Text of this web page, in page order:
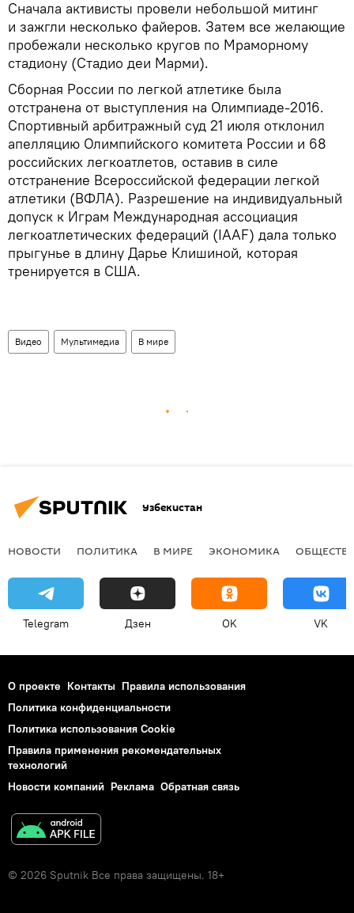
Сначала активисты провели небольшой митинг
и зажгли несколько файеров. Затем все желающие
пробежали несколько кругов по Мраморному
стадиону (Стадио деи Марми).
Сборная России по легкой атлетике была
отстранена от выступления на Олимпиаде-2016.
Спортивный арбитражный суд 21 июля отклонил
апелляцию Олимпийского комитета России и 68
российских легкоатлетов, оставив в силе
отстранение Всероссийской федерации легкой
атлетики (ВФЛА). Разрешение на индивидуальный
допуск к Играм Международная ассоциация
легкоатлетических федераций (IAAF) дала только
прыгунье в длину Дарье Клишиной, которая
тренируется в США.
Видео Мультимедиа В мире
Узбекистан
НОВОСТИ ПОЛИТИКА В МИРЕ ЭКОНОМИКА
Telegram Дзен OK VK
О проекте Контакты Правила использования
Политика конфиденциальности
Политика использования Cookie
Правила применения рекомендательных
технологий
Новости компаний Реклама Обратная связь
© 2026 Sputnik Все права защищены. 18+